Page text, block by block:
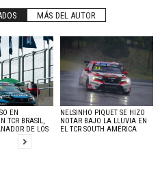
MÁS DEL AUTOR
EN
TCR BRASIL,
DE LOS
NELSINHO PIQUET SE HIZO
NOTAR BAJO LA LLUVIA EN
EL TCR SOUTH AMÉRICA